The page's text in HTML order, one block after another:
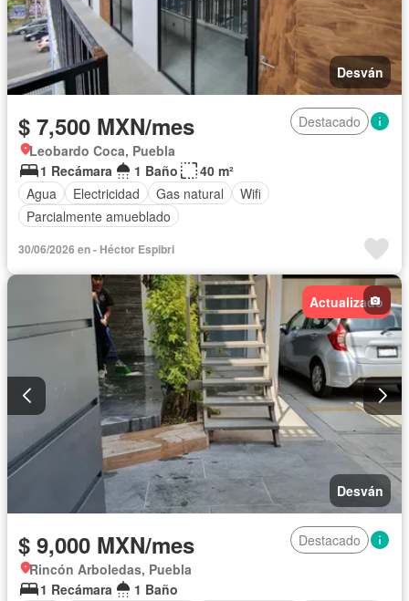
Desván
$ 7,500 MXN/mes
Destacado
Leobardo Coca, Puebla
1 Recámara
1 Baño
40 m²
Agua
Electricidad Gas natural
Wifi
Parcialmente amueblado
30/06/2026 en - Héctor Espibri
Actualizado
Desván
$ 9,000 MXN/mes
Destacado
Rincón Arboledas, Puebla
1 Recámara
1 Baño